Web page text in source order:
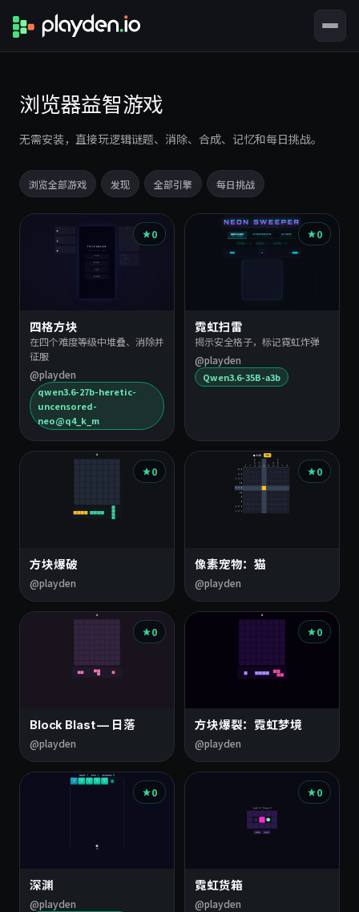
浏览器益智游戏
无需安装，直接玩逻辑谜题、消除、合成、记忆和每日挑战。
浏览全部游戏 发现 全部引擎 每日挑战
游
表
0
四格方块
在四个难度等级中堆叠、消除并
征服
@playden
qwen3.6-27b-heretic-
uncensored-
neo@q4_k_m
0
霓虹扫雷
揭示安全格子，标记霓虹炸弹
@playden
Qwen3.6-35B-a3b
0
方块爆破
@playden
0
像素宠物：猫
@playden
0
Block Blast — 日落
@playden
0
方块爆裂：霓虹梦境
@playden
0
深渊
@playden
0
霓虹货箱
@playden